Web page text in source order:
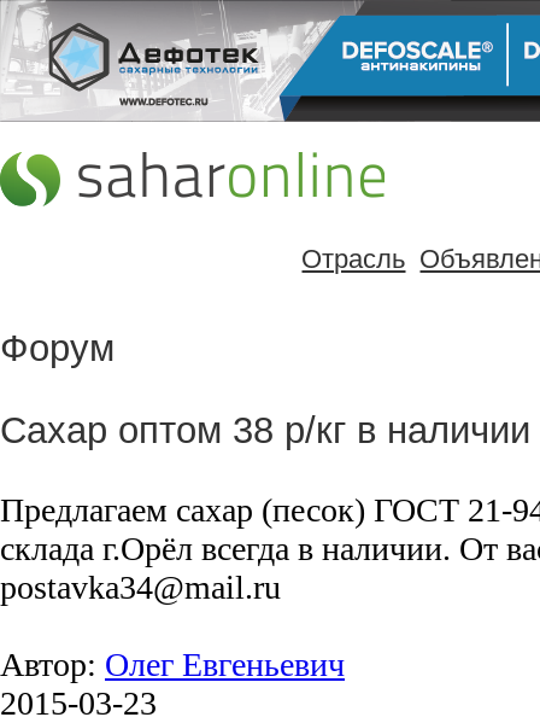
Отрасль
Форум
Сахар оптом 38 р/кг в
Предлагаем сахар (песок) ГОСТ 21-
склада г.Орёл всегда в наличии. От
postavka34@mail.ru
Автор: Олег Евгеньевич
2015-03-23